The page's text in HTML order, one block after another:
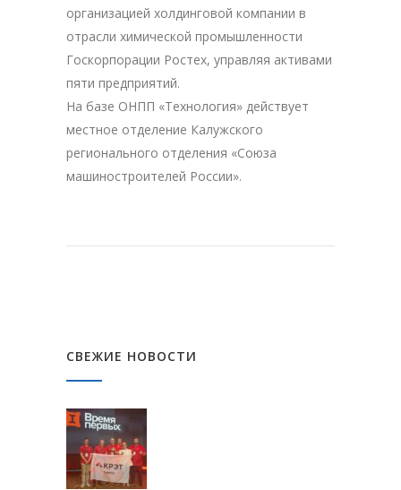
организацией холдинговой компании в
отрасли химической промышленности
Госкорпорации Ростех, управляя активами
пяти предприятий.
На базе ОНПП «Технология» действует
местное отделение Калужского
регионального отделения «Союза
машиностроителей России».
СВЕЖИЕ НОВОСТИ